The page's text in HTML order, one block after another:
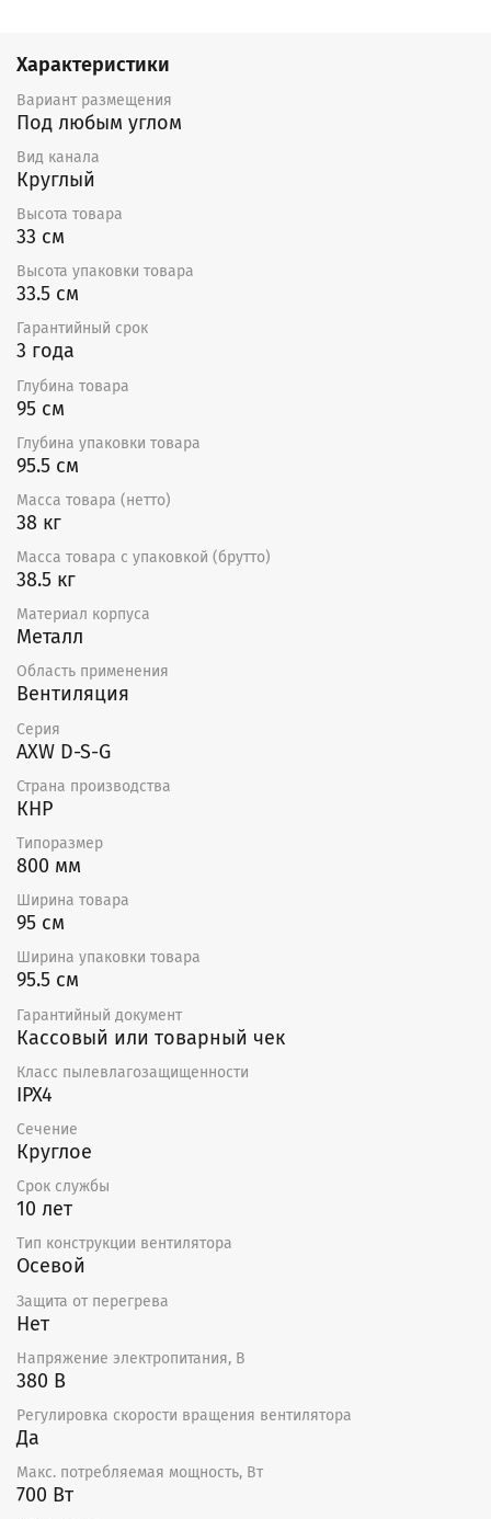
Характеристики
Вариант размещения
Под любым углом
Вид канала
Круглый
Высота товара
33 см
Высота упаковки товара
33.5 см
Гарантийный срок
3 года
Глубина товара
95 см
Глубина упаковки товара
95.5 см
Масса товара (нетто)
38 кг
Масса товара с упаковкой (брутто)
38.5 кг
Материал корпуса
Металл
Область применения
Вентиляция
Серия
AXW D-S-G
Страна производства
КНР
Типоразмер
800 мм
Ширина товара
95 см
Ширина упаковки товара
95.5 см
Гарантийный документ
Кассовый или товарный чек
Класс пылевлагозащищенности
IPX4
Сечение
Круглое
Срок службы
10 лет
Тип конструкции вентилятора
Осевой
Защита от перегрева
Нет
Напряжение электропитания, В
380 В
Регулировка скорости вращения вентилятора
Да
Макс. потребляемая мощность, Вт
700 Вт